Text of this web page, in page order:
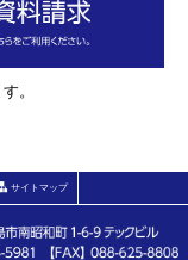
。
サイトマップ